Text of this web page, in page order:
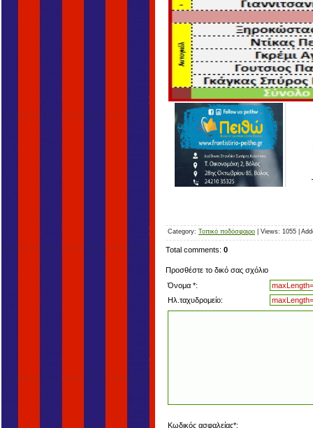
Category: Τοπικό ποδόσφαιρο Views: 1055
Total comments: 0
Προσθέστε το δικό σας σχόλιο
Όνομα *:
Ηλ.ταχυδρομείο:
Κωδικός ασφαλείας*: